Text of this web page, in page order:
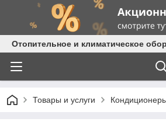
Отопительное и климатическое
Товары и услуги